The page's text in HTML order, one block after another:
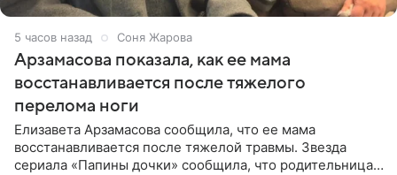
5 часов назад Соня Жарова
Арзамасова показала, как ее мама
восстанавливается после тяжелого
перелома ноги
Елизавета Арзамасова сообщила, что ее мама
восстанавливается после тяжелой травмы. Звезда
сериала «Папины дочки» сообщила, что родительница